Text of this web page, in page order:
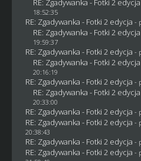
18:52:35
RE: Zgadywanka - Fotki 2 edycja -
RE: Zgadywanka - Fotki 2 edycja
19:59:37
RE: Zgadywanka - Fotki 2 edycja -
RE: Zgadywanka - Fotki 2 edycja
20:16:19
RE: Zgadywanka - Fotki 2 edycja -
RE: Zgadywanka - Fotki 2 edycja
20:33:00
RE: Zgadywanka - Fotki 2 edycja -
RE: Zgadywanka - Fotki 2 edycja -
20:38:43
RE: Zgadywanka - Fotki 2 edycja -
RE: Zgadywanka - Fotki 2 edycja -